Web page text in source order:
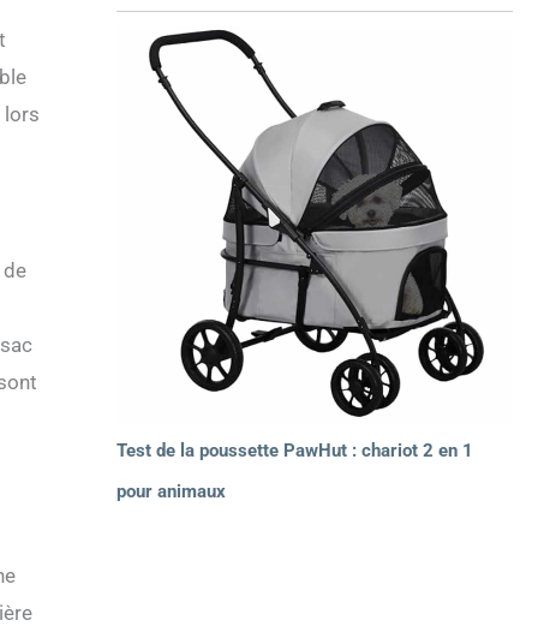
lors
de
Test de la poussette PawHut : chariot 2 en 1
pour animaux